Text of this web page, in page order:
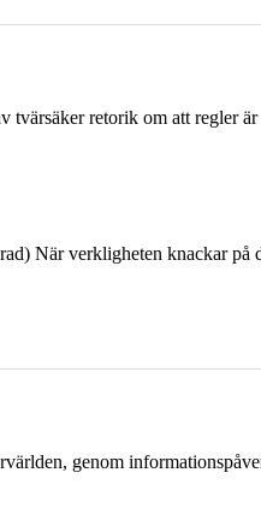
retorik om att regler
När verkligheten knackar på
genom